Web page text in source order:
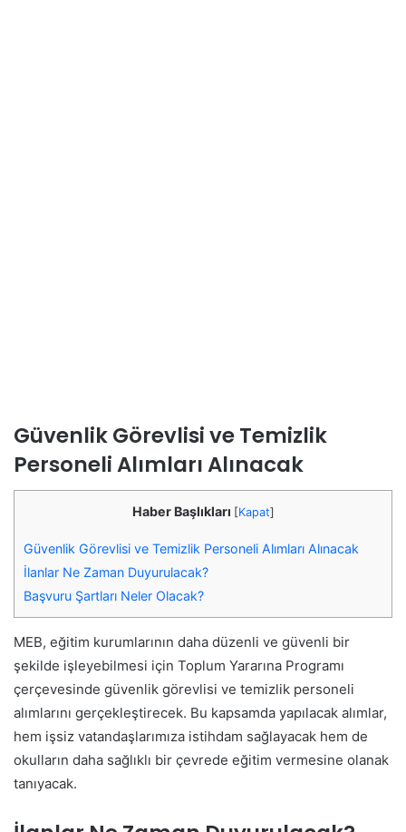
Güvenlik Görevlisi ve Temizlik
Personeli Alımları Alınacak
Haber Başlıkları [Kapat]
Güvenlik Görevlisi ve Temizlik Personeli Alımları Alınacak
İlanlar Ne Zaman Duyurulacak?
Başvuru Şartları Neler Olacak?
MEB, eğitim kurumlarının daha düzenli ve güvenli bir
şekilde işleyebilmesi için Toplum Yararına Programı
çerçevesinde güvenlik görevlisi ve temizlik personeli
alımlarını gerçekleştirecek. Bu kapsamda yapılacak alımlar,
hem işsiz vatandaşlarımıza istihdam sağlayacak hem de
okulların daha sağlıklı bir çevrede eğitim vermesine olanak
tanıyacak.